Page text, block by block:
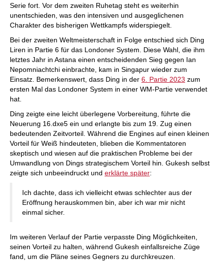
Serie fort. Vor dem zweiten Ruhetag steht es weiterhin
unentschieden, was den intensiven und ausgeglichenen
Charakter des bisherigen Wettkampfs widerspiegelt.
Bei der zweiten Weltmeisterschaft in Folge entschied sich Ding
Liren in Partie 6 für das Londoner System. Diese Wahl, die ihm
letztes Jahr in Astana einen entscheidenden Sieg gegen Ian
Nepomniachtchi einbrachte, kam in Singapur wieder zum
Einsatz. Bemerkenswert, dass Ding in der 6. Partie 2023 zum
ersten Mal das Londoner System in einer WM-Partie verwendet
hat.
Ding zeigte eine leicht überlegene Vorbereitung, führte die
Neuerung 16.dxe5 ein und erlangte bis zum 19. Zug einen
bedeutenden Zeitvorteil. Während die Engines auf einen kleinen
Vorteil für Weiß hindeuteten, blieben die Kommentatoren
skeptisch und wiesen auf die praktischen Probleme bei der
Umwandlung von Dings strategischem Vorteil hin. Gukesh selbst
zeigte sich unbeeindruckt und erklärte später:
Ich dachte, dass ich vielleicht etwas schlechter aus der
Eröffnung herauskommen bin, aber ich war mir nicht
einmal sicher.
Im weiteren Verlauf der Partie verpasste Ding Möglichkeiten,
seinen Vorteil zu halten, während Gukesh einfallsreiche Züge
fand, um die Pläne seines Gegners zu durchkreuzen.